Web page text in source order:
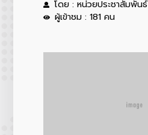
โดย : หน่วยประชาสัมพันธ์
ผู้เข้าชม : 181 คน